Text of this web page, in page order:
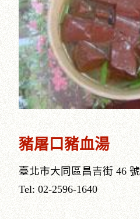
豬屠口豬血湯
臺北市大同區昌吉街 46 號
Tel: 02-2596-1640